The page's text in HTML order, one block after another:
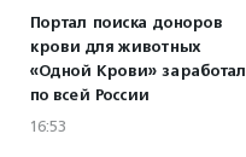
Портал поиска доноров
крови для животных
«Одной Крови» заработал
по всей России
16:53